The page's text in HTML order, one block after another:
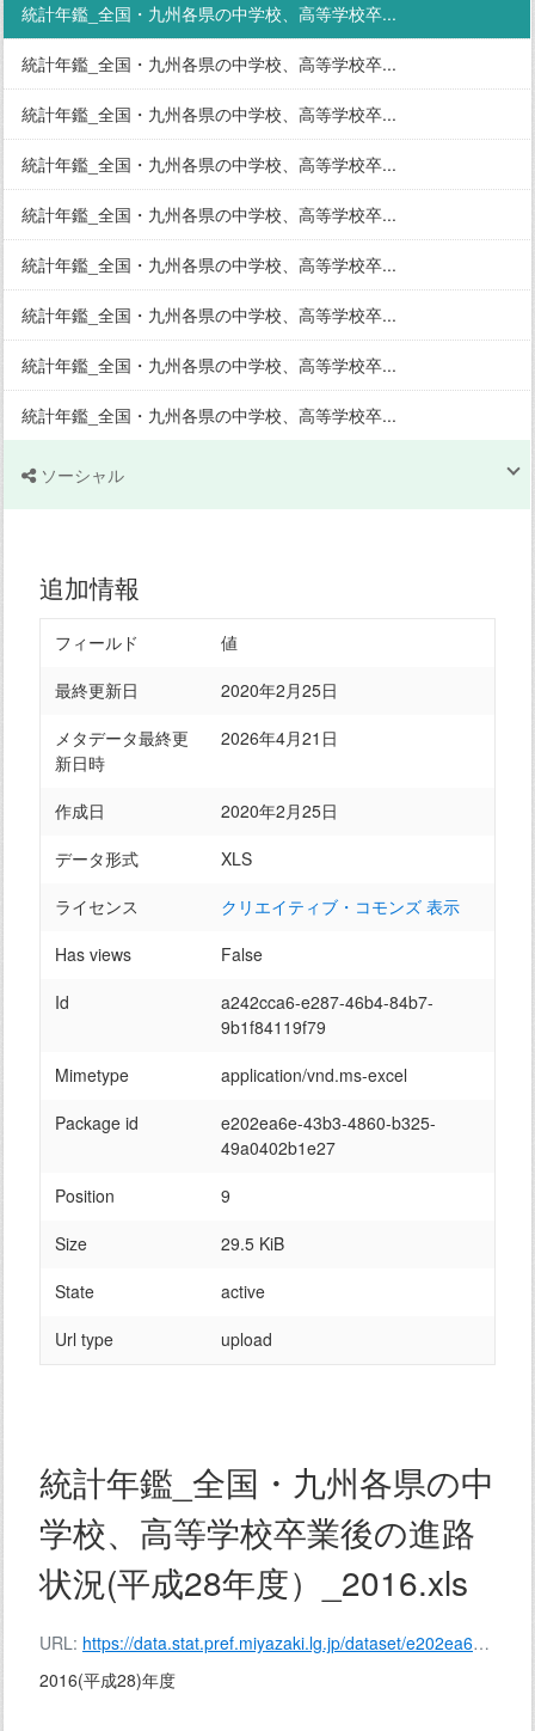
統計年鑑_全国・九州各県の中
学校、高等学校卒業後の進路
状況(平成28年度）_2016.xls
URL: https://data.stat.pref.miyazaki.lg.jp/dataset/e202ea6e-43b3-4860-b325-49a0402b1e27/resource/a242cca6-e287-46b4-84b7-9b1f84119f79/download/%E7%B5%B1%E8%A8%88%E5%B9%B4%E9%91%91_%E5%85%A8%E5%9B%BD%E3%83%BB%E4%B9%9D%E5%B7%9E%E5%90%84%E7%9C%8C%E3%81%AE%E4%B8%AD%E5%AD%A6%E6%A0%A1%E3%80%81%E9%AB%98%E7%AD%89%E5%AD%A6%E6%A0%A1%E5%8D%92%E6%A5%AD%E5%BE%8C%E3%81%AE%E9%80%B2%E8%B7%AF%E7%8A%B6%E6%B3%81(%E5%B9%B3%E6%88%9028%E5%B9%B4%E5%BA%A6%EF%BC%89_2016.xls
2016(平成28)年度
統計年鑑_全国・九州各県の中学校、高等学校卒...
統計年鑑_全国・九州各県の中学校、高等学校卒...
統計年鑑_全国・九州各県の中学校、高等学校卒...
統計年鑑_全国・九州各県の中学校、高等学校卒...
統計年鑑_全国・九州各県の中学校、高等学校卒...
統計年鑑_全国・九州各県の中学校、高等学校卒...
統計年鑑_全国・九州各県の中学校、高等学校卒...
統計年鑑_全国・九州各県の中学校、高等学校卒...
統計年鑑_全国・九州各県の中学校、高等学校卒...
ソーシャル
追加情報
フィールド
値
最終更新日
2020年2月25日
メタデータ最終更
新日時
2026年4月21日
作成日
2020年2月25日
データ形式
XLS
ライセンス
クリエイティブ・コモンズ 表示
Has views
False
Id
a242cca6-e287-46b4-84b7-
9b1f84119f79
Mimetype
application/vnd.ms-excel
Package id
e202ea6e-43b3-4860-b325-
49a0402b1e27
Position
9
Size
29.5 KiB
State
active
Url type
upload